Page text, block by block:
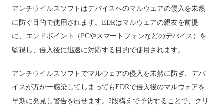
アンチウイルスソフトはデバイスへのマルウェアの侵入を未然
に防ぐ目的で使用されます。EDRはマルウェアの親友を前提
に、エンドポイント（PCやスマートフォンなどのデバイス）を
監視し、侵入後に迅速に対応する目的で使用されます。
アンチウイルスソフトでマルウェアの侵入を未然に防ぎ、デバ
イスが万が一感染してしまってもEDRで侵入後のマルウェアを
早期に発見し警告を出せます。2段構えで予防することで、クリ